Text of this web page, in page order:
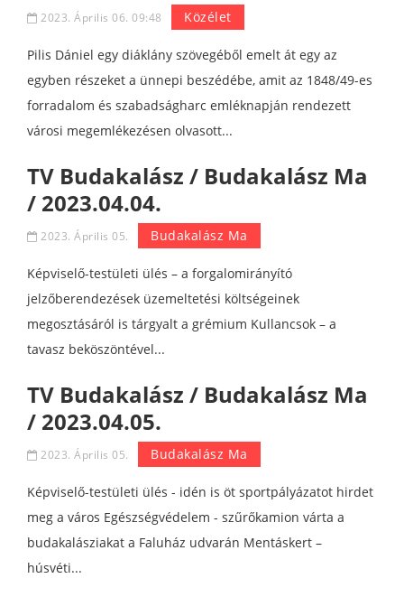
2023. Április 06. 09:48 Közélet
Pilis Dániel egy diáklány szövegéből emelt át egy az
egyben részeket a ünnepi beszédébe, amit az 1848/49-es
forradalom és szabadságharc emléknapján rendezett
városi megemlékezésen olvasott...
TV Budakalász / Budakalász Ma
/ 2023.04.04.
2023. Április 05. Budakalász Ma
Képviselő-testületi ülés – a forgalomirányító
jelzőberendezések üzemeltetési költségeinek
megosztásáról is tárgyalt a grémium Kullancsok – a
tavasz beköszöntével...
TV Budakalász / Budakalász Ma
/ 2023.04.05.
2023. Április 05. Budakalász Ma
Képviselő-testületi ülés - idén is öt sportpályázatot hirdet
meg a város Egészségvédelem - szűrőkamion várta a
budakalásziakat a Faluház udvarán Mentáskert –
húsvéti...